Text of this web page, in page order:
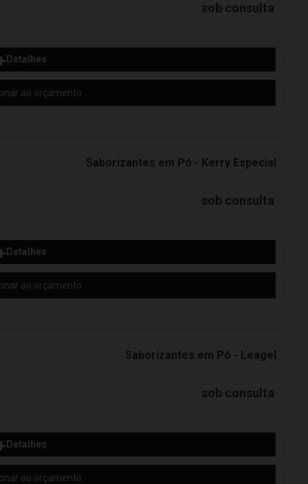
sob consulta
Detalhes
ao orçamento
Saborizantes em Pó - Kerry Especial
sob consulta
Detalhes
ao orçamento
Saborizantes em Pó - Leagel
sob consulta
Detalhes
ao orçamento